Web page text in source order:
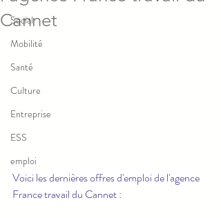
Social
Mobilité
Santé
Culture
Entreprise
ESS
emploi
Cannet
Voici les dernières offres d'emploi de l'agence
France travail du Cannet :